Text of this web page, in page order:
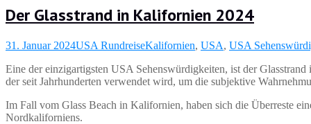
Der Glasstrand in Kalifornien 2024
31. Januar 2024USA RundreiseKalifornien, USA, USA
Eine der einzigartigsten USA Sehenswürdigkeiten, ist der
der seit Jahrhunderten verwendet wird, um die subjektive
Im Fall vom Glass Beach in Kalifornien, haben sich die Überreste
Nordkaliforniens.